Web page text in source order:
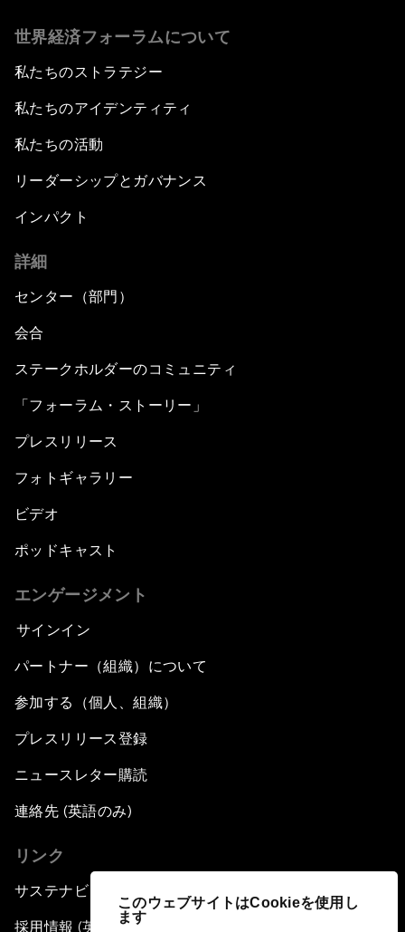
このウェブサイトはCookieを使用し
ます
世界経済フォーラムについて
私たちのストラテジー
私たちのアイデンティティ
私たちの活動
リーダーシップとガバナンス
インパクト
詳細
センター（部門）
会合
ステークホルダーのコミュニティ
「フォーラム・ストーリー」
プレスリリース
フォトギャラリー
ビデオ
ポッドキャスト
エンゲージメント
サインイン
パートナー（組織）について
参加する（個人、組織）
プレスリリース登録
ニュースレター購読
連絡先 (英語のみ)
リンク
サステナビリティへの取り組み
採用情報 (英語のみ)